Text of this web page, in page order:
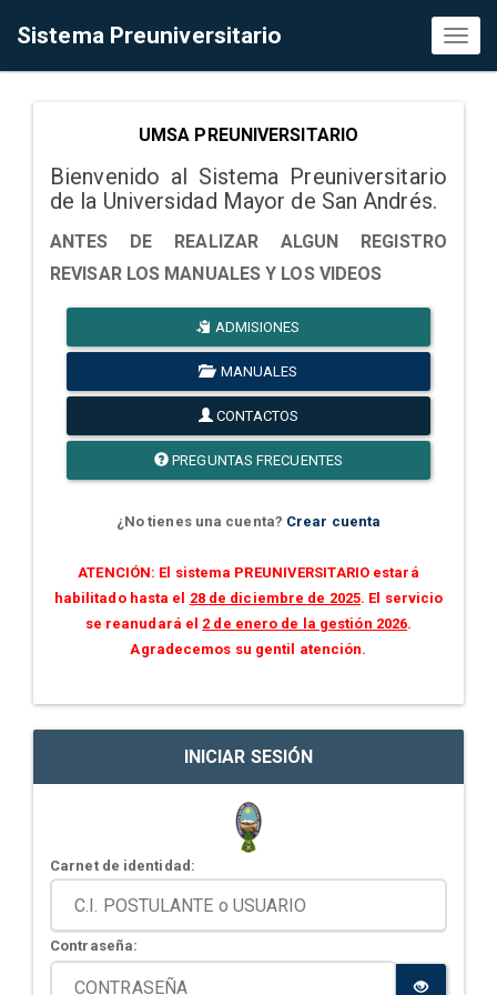
Sistema Preuniversitario
UMSA PREUNIVERSITARIO
Bienvenido al Sistema Preuniversitario
de la Universidad Mayor de San Andrés.
ANTES DE REALIZAR ALGUN REGISTRO
REVISAR LOS MANUALES Y LOS VIDEOS
ADMISIONES
MANUALES
CONTACTOS
PREGUNTAS FRECUENTES
¿No tienes una cuenta? Crear cuenta
ATENCIÓN: El sistema PREUNIVERSITARIO estará
habilitado hasta el 28 de diciembre de 2025. El servicio
se reanudará el 2 de enero de la gestión 2026.
Agradecemos su gentil atención.
INICIAR SESIÓN
Carnet de identidad:
Contraseña: